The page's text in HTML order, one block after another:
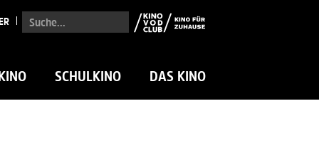
Suche...
SCHULKINO DAS KINO